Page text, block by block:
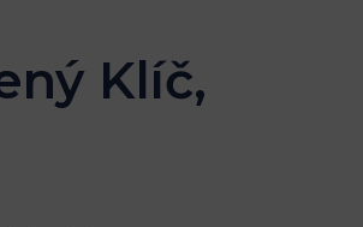
Klíč,